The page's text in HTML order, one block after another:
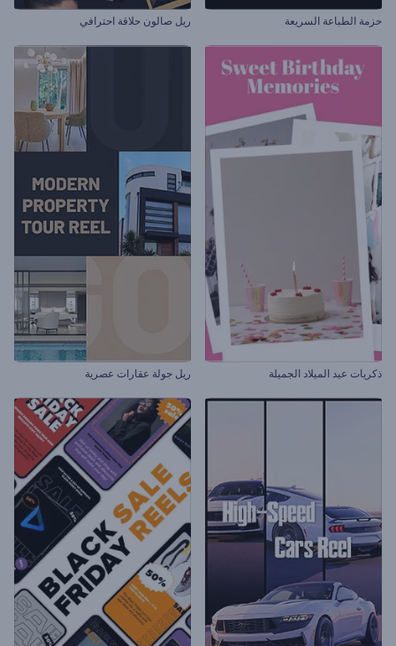
حزمة الطباعة السريعة ريل صالون حلاقة احترافي
ذكريات عيد الميلاد الجميلة ريل جولة عقارات عصرية